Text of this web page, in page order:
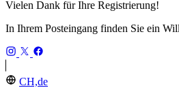
Vielen Dank für Ihre Registrierung!
In Ihrem Posteingang finden Sie ein
CH,de